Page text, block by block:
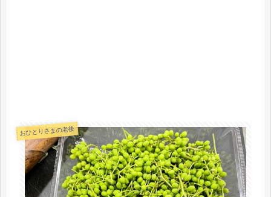
おひとりさまの老後